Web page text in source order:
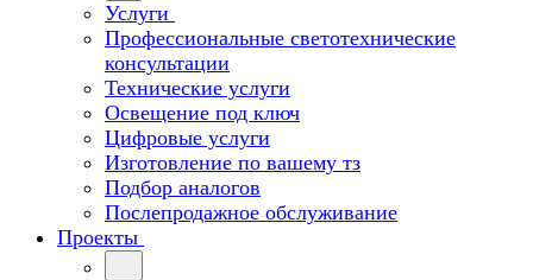
Услуги
Профессиональные светотехнические
консультации
Технические услуги
Освещение под ключ
Цифровые услуги
Изготовление по вашему тз
Подбор аналогов
Послепродажное обслуживание
Проекты